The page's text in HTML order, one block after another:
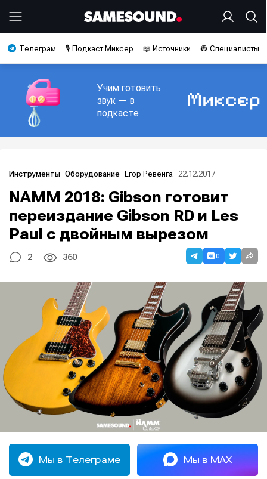
Телеграм 🎙️ Подкаст Миксер 📖 Источники 👷 Специалисты
Учим готовить
звук — в
подкасте
Инструменты Оборудование Егор Ревенга 22.12.2017
NAMM 2018: Gibson готовит
переиздание Gibson RD и Les
Paul с двойным вырезом
2 360 0
Мы в Телеграме Мы в MAX